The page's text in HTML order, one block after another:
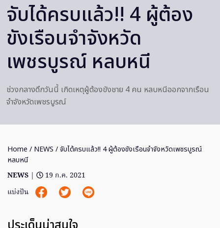
จับได้ครบแล้ว!! 4 ผู้ต้อง
ขังเรือนจำจังหวัด
เพชรบูรณ์ หลบหนี
ช่วงกลางดึกวันนี้ เกิดเหตุผู้ต้องขังชาย 4 คน หลบหนีออกจากเรือน
จำจังหวัดเพชรบูรณ์
Home / NEWS / จับได้ครบแล้ว!! 4 ผู้ต้องขังเรือนจำจังหวัดเพชรบูรณ์
หลบหนี
NEWS |
19 ก.ค. 2021
แบ่งปัน